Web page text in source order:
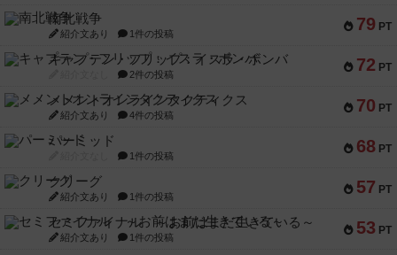
79 PT
南北戦争
紹介文あり 1件の投稿
72 PT
キャプテン・フリップ：イスラ・ボンバ
2件の投稿
70 PT
メメントオンラインタクティクス
紹介文あり 4件の投稿
68 PT
パーミッド
1件の投稿
57 PT
クリーグ
紹介文あり 1件の投稿
53 PT
セミファイナル ～お前はまだ生きている～
紹介文あり 1件の投稿